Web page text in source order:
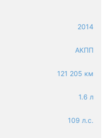
2014
АКПП
121 205 км
1.6 л
109 л.с.